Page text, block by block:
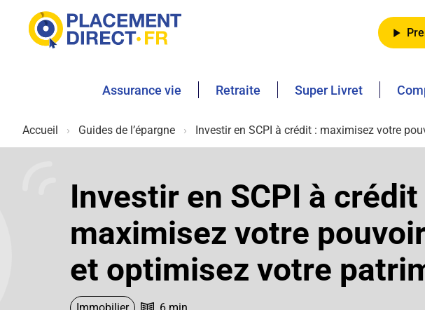
Assurance vie Retraite Super Livret
Accueil Guides de l’épargne Investir en SCPI à crédit : maximisez votre
Investir en SCPI à crédit
maximisez votre
et optimisez votre